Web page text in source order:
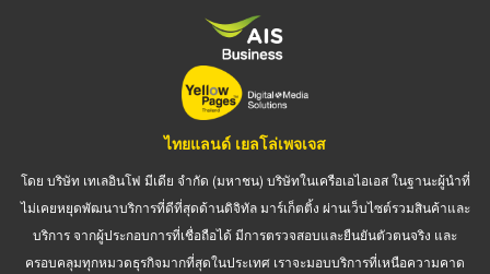
ไทยแลนด์ เยลโล่เพจเจส
โดย บริษัท เทเลอินโฟ มีเดีย จำกัด (มหาชน) บริษัทในเครือเอไอเอส ในฐานะผู้นำที่
ไม่เคยหยุดพัฒนาบริการที่ดีที่สุดด้านดิจิทัล มาร์เก็ตติ้ง ผ่านเว็บไซต์รวมสินค้าและ
บริการ จากผู้ประกอบการที่เชื่อถือได้ มีการตรวจสอบและยืนยันตัวตนจริง และ
ครอบคลุมทุกหมวดธุรกิจมากที่สุดในประเทศ เราจะมอบบริการที่เหนือความคาด